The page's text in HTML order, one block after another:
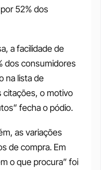
52% dos
a facilidade de
dos consumidores
na lista de
citações, o motivo
fecha o pódio.
as variações
de compra. Em
o que procura” foi